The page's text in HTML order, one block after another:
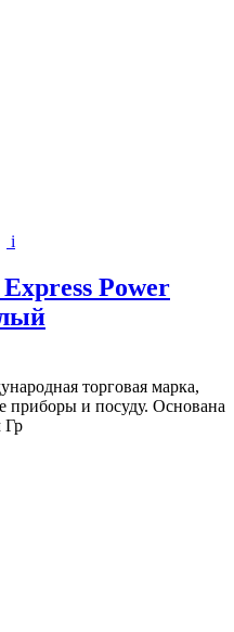
i
Power
торговая марка,
приборы и посуду. Основана
Гр